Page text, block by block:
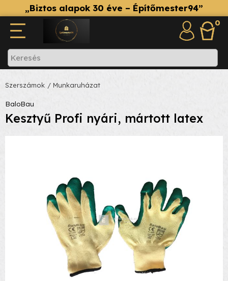
„Biztos alapok 30 éve – Építőmester94”
0
Szerszámok / Munkaruházat
BaloBau
Kesztyű Profi nyári, mártott latex